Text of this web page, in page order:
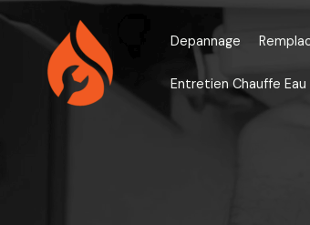
Aller
contenu
Depannage
Entretien Chauffe Eau